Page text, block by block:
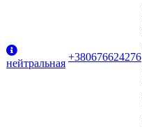
нейтральная
+380676624276